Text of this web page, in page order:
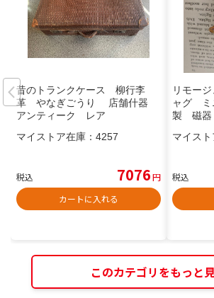
昔のトランクケース 柳行李
革 やなぎごうり 店舗什器
アンティーク レア
マイストア在庫： 4257
税込 7076円
カートに入れる
リモー
ャグ ミ
製 磁器
マイスト
税込
このカテゴリをもっと